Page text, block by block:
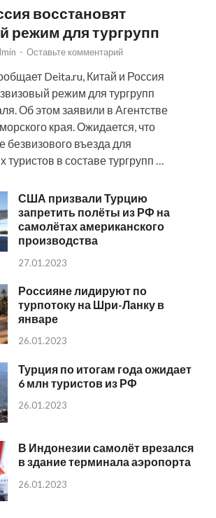
восстановят
режим для тургрупп
- Оставьте комментарий
Deita.ru, Китай и Россия
режим для тургрупп
Об этом заявили в Агентстве
края. Ожидается, что
безвизового въезда для
в составе тургрупп …
США призвали Турцию
запретить полёты из РФ на
самолётах американского
производства
27.01.2023
Россияне лидируют по
турпотоку на Шри-Ланку в
январе
26.01.2023
Турция по итогам года ожидает
6 млн туристов из РФ
26.01.2023
В Индонезии самолёт врезался
в здание терминала аэропорта
26.01.2023